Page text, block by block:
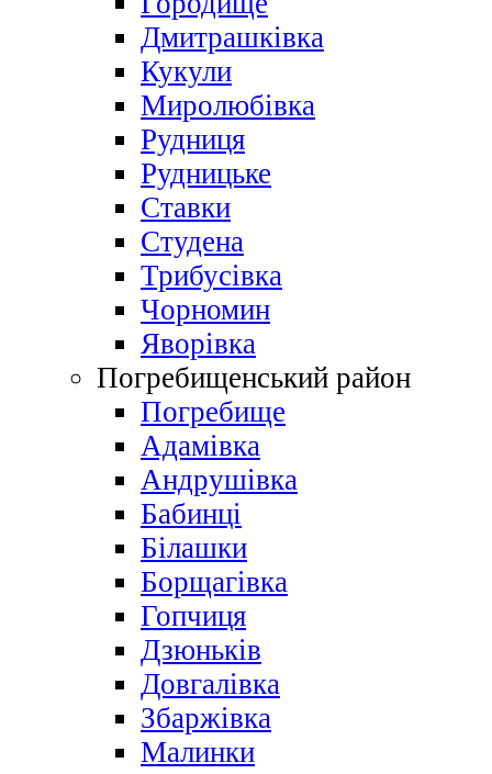
Дмитрашківка
Кукули
Миролюбівка
Рудниця
Рудницьке
Ставки
Студена
Трибусівка
Чорномин
Яворівка
Погребищенський район
Погребище
Адамівка
Андрушівка
Бабинці
Білашки
Борщагівка
Гопчиця
Дзюньків
Довгалівка
Збаржівка
Малинки